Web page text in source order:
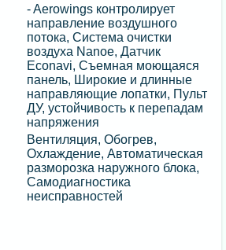
- Aerowings контролирует
направление воздушного
потока, Система очистки
воздуха Nanoe, Датчик
Econavi, Съемная моющаяся
панель, Широкие и длинные
направляющие лопатки, Пульт
ДУ, устойчивость к перепадам
напряжения
Вентиляция, Обогрев,
Охлаждение, Автоматическая
разморозка наружного блока,
Самодиагностика
неисправностей